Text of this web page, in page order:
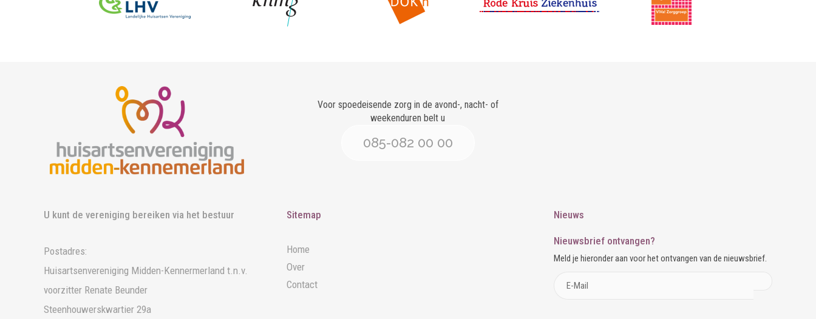
Voor spoedeisende zorg in de avond-, nacht- of
weekenduren belt u
085-082 00 00
U kunt de vereniging bereiken via het bestuur
Postadres:
Huisartsenvereniging Midden-Kennermerland t.n.v.
voorzitter Renate Beunder
Steenhouwerskwartier 29a
Sitemap
Home
Over
Contact
Nieuws
Nieuwsbrief ontvangen?
Meld je hieronder aan voor het ontvangen van de nieuwsbrief.